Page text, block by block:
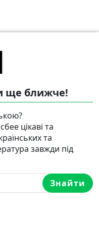
ще ближче!
цікаві та
та
завжди під
Знайти